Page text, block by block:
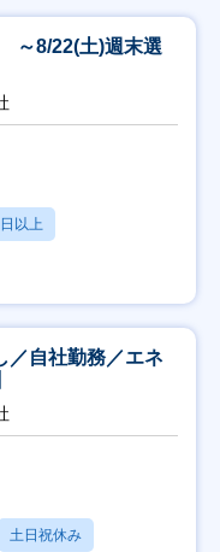
～8/22(土)週末選
以上
／自社勤務／エネ
土日祝休み